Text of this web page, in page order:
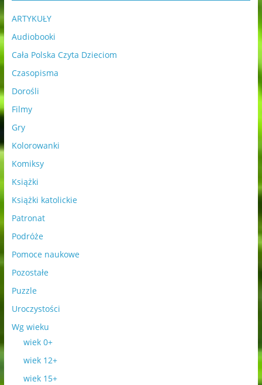
ARTYKUŁY
Audiobooki
Cała Polska Czyta Dzieciom
Czasopisma
Dorośli
Filmy
Gry
Kolorowanki
Komiksy
Książki
Książki katolickie
Patronat
Podróże
Pomoce naukowe
Pozostałe
Puzzle
Uroczystości
Wg wieku
wiek 0+
wiek 12+
wiek 15+